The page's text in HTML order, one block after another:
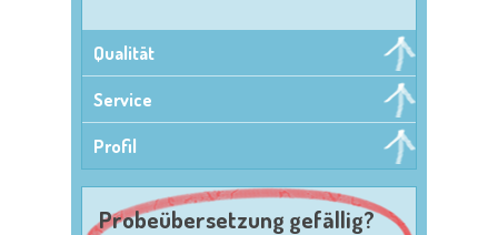
Qualität
Service
Profil
Probeübersetzung gefällig?